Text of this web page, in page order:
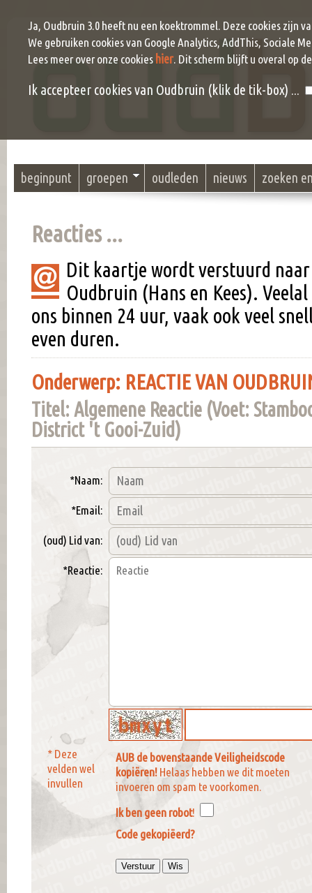
beginpunt groepen oudleden nieuws zoeken
Reacties ...
Dit kaartje wordt verstuurd
Oudbruin (Hans en Kees).
ons binnen 24 uur, vaak ook veel
even duren.
Onderwerp: REACTIE VAN
Titel: Algemene Reactie (Voet:
District 't Gooi-Zuid)
*Naam:
*Email:
(oud) Lid van:
*Reactie:
* Deze
velden wel
invullen
AUB de bovenstaande Veiligheidscode
kopiëren! Helaas hebben we dit moeten
invoeren om spam te voorkomen.
Ik ben geen robot!
Code gekopiëerd?
Ja, Oudbruin 3.0 heeft nu een koektrommel. Deze cookies zijn
We gebruiken cookies van Google Analytics, AddThis, Sociale
Lees meer over onze cookies hier. Dit scherm blijft u overal op
Ik accepteer cookies van Oudbruin (klik de tik-box) ...